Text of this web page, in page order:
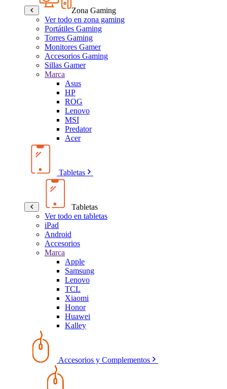
Zona Gaming
Ver todo en zona gaming
Portátiles Gaming
Torres Gaming
Monitores Gamer
Accesorios Gaming
Sillas Gamer
Marca
Asus
HP
ROG
Lenovo
MSI
Predator
Acer
Tabletas
Tabletas
Ver todo en tabletas
iPad
Android
Accesorios
Marca
Apple
Samsung
Lenovo
TCL
Xiaomi
Honor
Huawei
Kalley
Accesorios y Complementos